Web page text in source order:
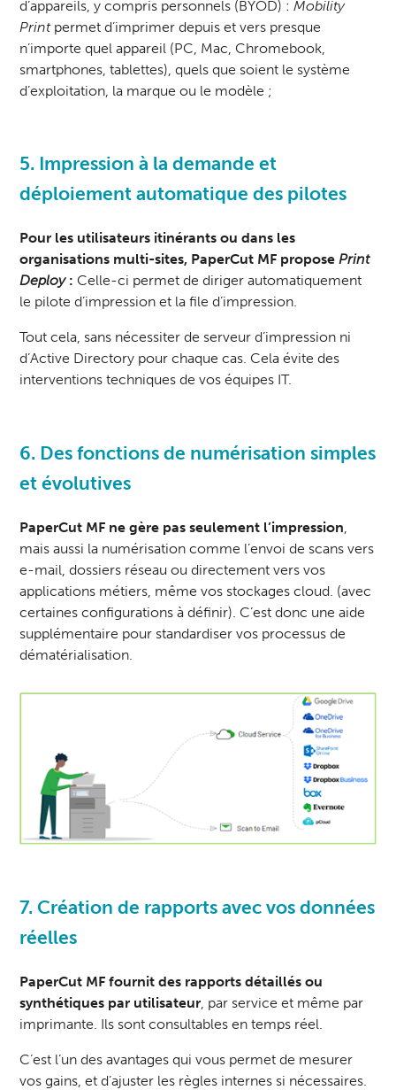
d’appareils, y compris personnels (BYOD) :Mobility
Print permet d’imprimer depuis et vers presque
n’importe quel appareil (PC, Mac, Chromebook,
smartphones, tablettes), quels que soient le système
d’exploitation, la marque ou le modèle ;
5. Impression à la demande et
déploiement automatique des pilotes
Pour les utilisateurs itinérants ou dans les
organisations multi-sites, PaperCut MF proposePrint
Deploy : Celle-ci permet de diriger automatiquement
le pilote d’impression et la file d’impression.
Tout cela, sans nécessiter de serveur d’impression ni
d’Active Directory pour chaque cas. Cela évite des
interventions techniques de vos équipes IT.
6. Des fonctions de numérisation simples
et évolutives
PaperCut MF ne gère pas seulement l’impression,
mais aussi la numérisation comme l’envoi de scans vers
e-mail, dossiers réseau ou directement vers vos
applications métiers, même vos stockages cloud. (avec
certaines configurations à définir). C’est donc une aide
supplémentaire pour standardiser vos processus de
dématérialisation.
7. Création de rapports avec vos données
réelles
PaperCut MF fournit des rapports détaillés ou
synthétiques par utilisateur, par service et même par
imprimante. Ils sont consultables en temps réel.
C’est l’un des avantages qui vous permet de mesurer
vos gains, et d’ajuster les règles internes si nécessaires.